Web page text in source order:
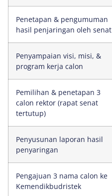
Penetapan & pengumuman
hasil penjaringan oleh senat
Penyampaian visi, misi, &
program kerja calon
Pemilihan & penetapan 3
calon rektor (rapat senat
tertutup)
Penyusunan laporan hasil
penyaringan
Pengajuan 3 nama calon ke
Kemendikbudristek